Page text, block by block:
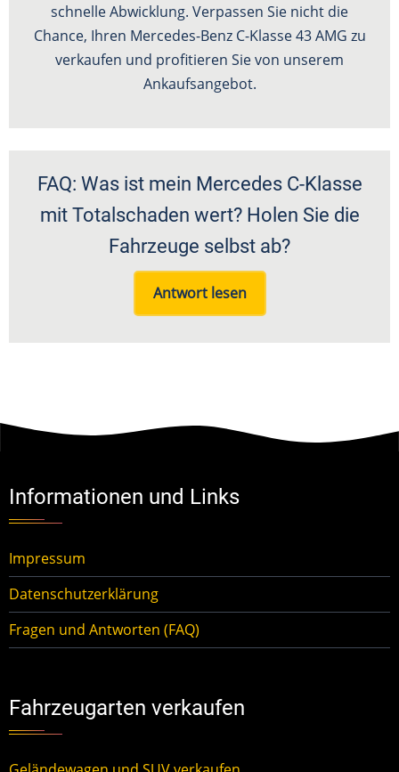
schnelle Abwicklung. Verpassen Sie nicht die
Chance, Ihren Mercedes-Benz C-Klasse 43 AMG zu
verkaufen und profitieren Sie von unserem
Ankaufsangebot.
FAQ: Was ist mein Mercedes C-Klasse
mit Totalschaden wert? Holen Sie die
Fahrzeuge selbst ab?
Antwort lesen
Informationen und Links
Impressum
Datenschutzerklärung
Fragen und Antworten (FAQ)
Fahrzeugarten verkaufen